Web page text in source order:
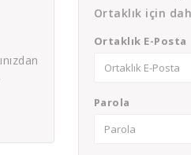
Ortaklık için
Ortaklık E-Posta
Parola